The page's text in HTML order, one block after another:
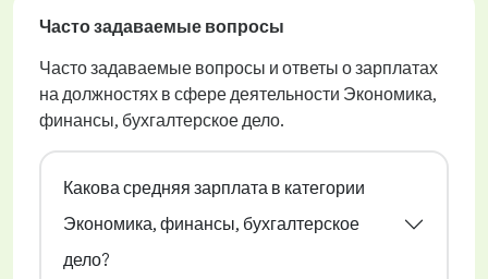
Часто задаваемые вопросы
Часто задаваемые вопросы и ответы о зарплатах
на должностях в сфере деятельности Экономика,
финансы, бухгалтерское дело.
Какова средняя зарплата в категории
Экономика, финансы, бухгалтерское
дело?